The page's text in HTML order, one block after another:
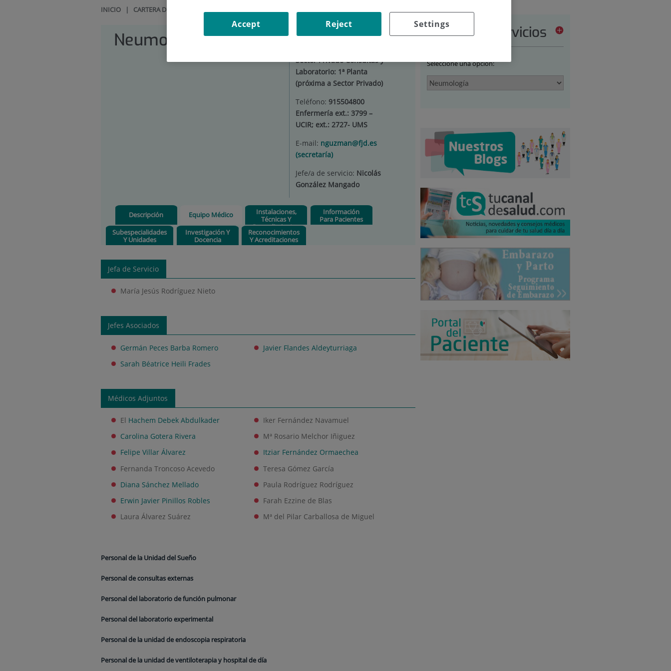
INICIO | CARTERA DE SERVICIOS
Neumología Situación:Hospitalización:
Sector Privado Consultas y
Laboratorio: 1ª Planta
(próxima a Sector Privado)
Teléfono: 915504800
Enfermería ext.: 3799 –
UCIR; ext.: 2727- UMS
E-mail: nguzman@fjd.es
(secretaría)
Jefe/a de servicio: Nicolás
González Mangado
Descripción Equipo Médico
Instalaciones,
Técnicas Y
Procedimientos
Información
Para Pacientes
Subespecialidades
Y Unidades
Investigación Y
Docencia
Reconocimientos
Y Acreditaciones
Jefa de Servicio
María Jesús Rodríguez Nieto
Jefes Asociados
Germán Peces Barba Romero
Javier Flandes Aldeyturriaga
Sarah Béatrice Heili Frades
Médicos Adjuntos
El Hachem Debek Abdulkader
Iker Fernández Navamuel
Carolina Gotera Rivera
Mª Rosario Melchor Iñiguez
Felipe Villar Álvarez
Itziar Fernández Ormaechea
Fernanda Troncoso Acevedo
Teresa Gómez García
Diana Sánchez Mellado
Paula Rodríguez Rodríguez
Erwin Javier Pinillos Robles
Farah Ezzine de Blas
Laura Álvarez Suárez
Mª del Pilar Carballosa de Miguel
Personal de la Unidad del Sueño
Personal de consultas externas
Personal del laboratorio de función pulmonar
Personal del laboratorio experimental
Personal de la unidad de endoscopia respiratoria
Personal de la unidad de ventiloterapia y hospital de día
Cartera de servicios
Seleccione una opción:
Settings
Reject
Accept